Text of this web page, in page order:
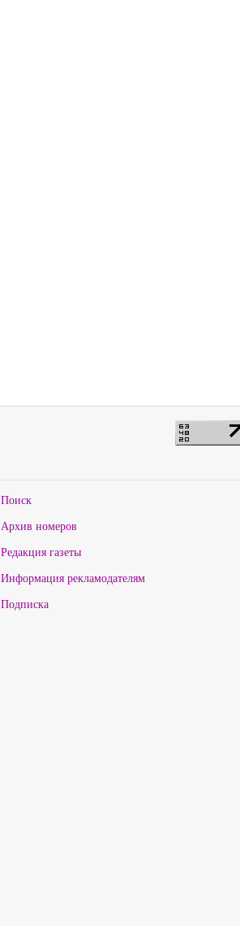
Поиск
Архив номеров
Редакция газеты
Информация рекламодателям
Подписка